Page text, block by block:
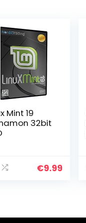
Mint 19
32bit
€9.99